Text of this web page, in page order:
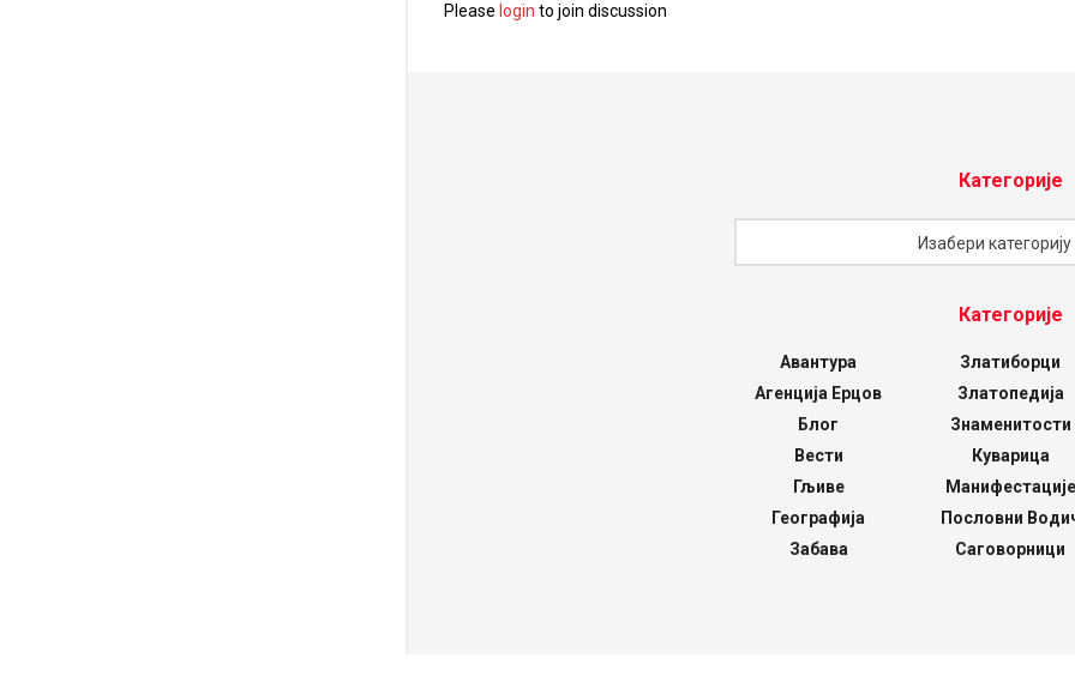
Please login to join discussion
Категорије
Изабери категорију
Категорије
Авантура
Агенција Ерцов
Блог
Вести
Гљиве
Географија
Забава
Златиборци
Златопедија
Знаменитости
Куварица
Манифестације
Пословни
Саговорници